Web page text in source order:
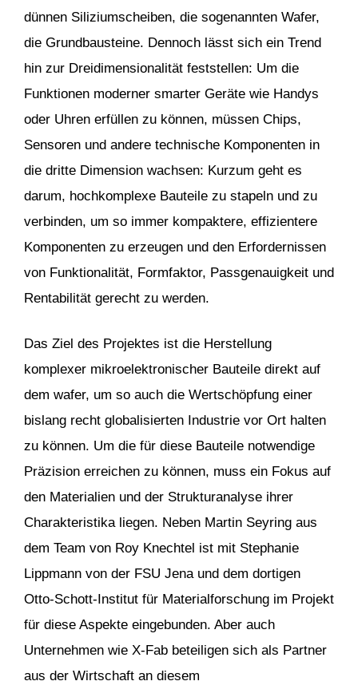
dünnen Siliziumscheiben, die sogenannten Wafer,
die Grundbausteine. Dennoch lässt sich ein Trend
hin zur Dreidimensionalität feststellen: Um die
Funktionen moderner smarter Geräte wie Handys
oder Uhren erfüllen zu können, müssen Chips,
Sensoren und andere technische Komponenten in
die dritte Dimension wachsen: Kurzum geht es
darum, hochkomplexe Bauteile zu stapeln und zu
verbinden, um so immer kompaktere, effizientere
Komponenten zu erzeugen und den Erfordernissen
von Funktionalität, Formfaktor, Passgenauigkeit und
Rentabilität gerecht zu werden.
Das Ziel des Projektes ist die Herstellung
komplexer mikroelektronischer Bauteile direkt auf
dem wafer, um so auch die Wertschöpfung einer
bislang recht globalisierten Industrie vor Ort halten
zu können. Um die für diese Bauteile notwendige
Präzision erreichen zu können, muss ein Fokus auf
den Materialien und der Strukturanalyse ihrer
Charakteristika liegen. Neben Martin Seyring aus
dem Team von Roy Knechtel ist mit Stephanie
Lippmann von der FSU Jena und dem dortigen
Otto-Schott-Institut für Materialforschung im Projekt
für diese Aspekte eingebunden. Aber auch
Unternehmen wie X-Fab beteiligen sich als Partner
aus der Wirtschaft an diesem